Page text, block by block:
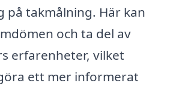
på takmålning. Här kan
och ta del av
erfarenheter, vilket
ett mer informerat